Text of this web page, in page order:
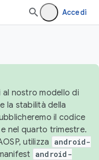
Accedi
nostro modello di
la stabilità della
il codice
nel quarto trimestre.
utilizza
android-
android-